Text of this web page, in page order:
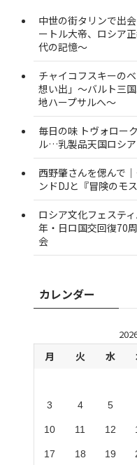
中世の街タリンで出
ートル大帝、ロシア
代の記憶～
チャイコフスキーの
想い出」～バルト三
地ハープサルへ～
毎日の味 トヴォロー
ル…乳製品天国ロシア
西野肇さんを偲んで
ンドDJと『冒険のモ
ロシア文化フェステ
年・日ロ国交回復70
会
カレンダー
月 火 水
3 4 5
10 11 12
17 18 19